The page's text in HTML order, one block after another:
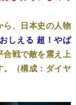
ら、日本史の人物
しえる 超！やば
合戦で敵を震え上
。（構成：ダイヤ